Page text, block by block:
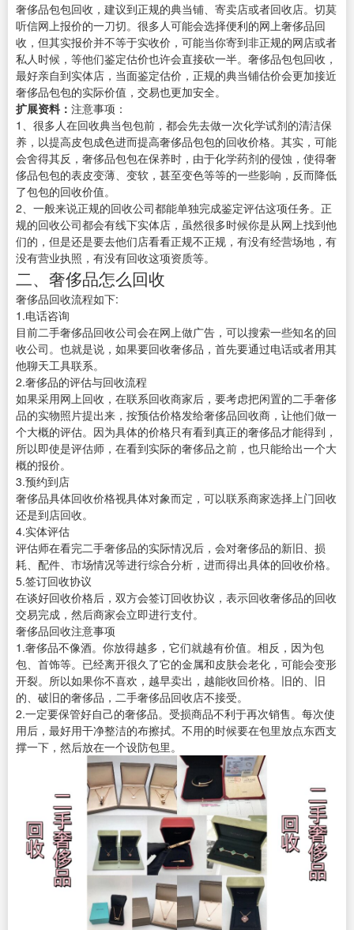
奢侈品包包回收，建议到正规的典当铺、寄卖店或者回收店。切莫
听信网上报价的一刀切。很多人可能会选择便利的网上奢侈品回
收，但其实报价并不等于实收价，可能当你寄到非正规的网店或者
私人时候，等他们鉴定估价也许会直接砍一半。奢侈品包包回收，
最好亲自到实体店，当面鉴定估价，正规的典当铺估价会更加接近
奢侈品包包的实际价值，交易也更加安全。
扩展资料： 注意事项：
1、很多人在回收典当包包前，都会先去做一次化学试剂的清洁保
养，以提高皮包成色进而提高奢侈品包包的回收价格。其实，可能
会舍得其反，奢侈品包包在保养时，由于化学药剂的侵蚀，使得奢
侈品包包的表皮变薄、变软，甚至变色等等的一些影响，反而降低
了包包的回收价值。
2、一般来说正规的回收公司都能单独完成鉴定评估这项任务。正
规的回收公司都会有线下实体店，虽然很多时候你是从网上找到他
们的，但是还是要去他们店看看正规不正规，有没有经营场地，有
没有营业执照，有没有回收这项资质等。
二、奢侈品怎么回收
奢侈品回收流程如下:
1.电话咨询
目前二手奢侈品回收公司会在网上做广告，可以搜索一些知名的回
收公司。也就是说，如果要回收奢侈品，首先要通过电话或者用其
他聊天工具联系。
2.奢侈品的评估与回收流程
如果采用网上回收，在联系回收商家后，要考虑把闲置的二手奢侈
品的实物照片提出来，按预估价格发给奢侈品回收商，让他们做一
个大概的评估。因为具体的价格只有看到真正的奢侈品才能得到，
所以即使是评估师，在看到实际的奢侈品之前，也只能给出一个大
概的报价。
3.预约到店
奢侈品具体回收价格视具体对象而定，可以联系商家选择上门回收
还是到店回收。
4.实体评估
评估师在看完二手奢侈品的实际情况后，会对奢侈品的新旧、损
耗、配件、市场情况等进行综合分析，进而得出具体的回收价格。
5.签订回收协议
在谈好回收价格后，双方会签订回收协议，表示回收奢侈品的回收
交易完成，然后商家会立即进行支付。
奢侈品回收注意事项
1.奢侈品不像酒。你放得越多，它们就越有价值。相反，因为包
包、首饰等。已经离开很久了它的金属和皮肤会老化，可能会变形
开裂。所以如果你不喜欢，越早卖出，越能收回价格。旧的、旧
的、破旧的奢侈品，二手奢侈品回收店不接受。
2.一定要保管好自己的奢侈品。受损商品不利于再次销售。每次使
用后，最好用干净整洁的布擦拭。不用的时候要在包里放点东西支
撑一下，然后放在一个设防包里。